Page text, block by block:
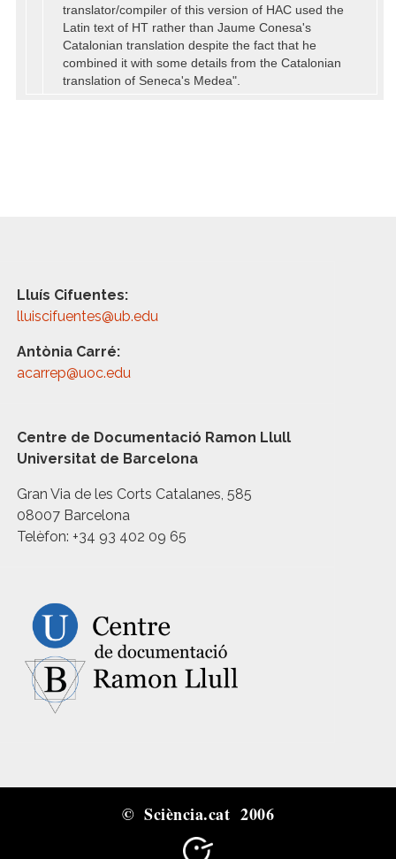
translator/compiler of this version of HAC used the
Latin text of HT rather than Jaume Conesa's
Catalonian translation despite the fact that he
combined it with some details from the Catalonian
translation of Seneca's Medea".
Lluís Cifuentes:
lluiscifuentes@ub.edu
Antònia Carré:
acarrep@uoc.edu
Centre de Documentació Ramon Llull
Universitat de Barcelona
Gran Via de les Corts Catalanes, 585
08007 Barcelona
Telèfon: +34 93 402 09 65
© Sciència.cat 2006